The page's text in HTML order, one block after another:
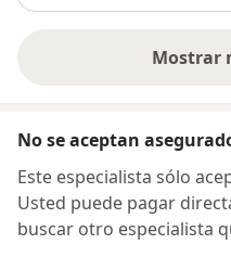
Mostrar
No se aceptan
Este especialista sólo
Usted puede pagar
buscar otro especialista